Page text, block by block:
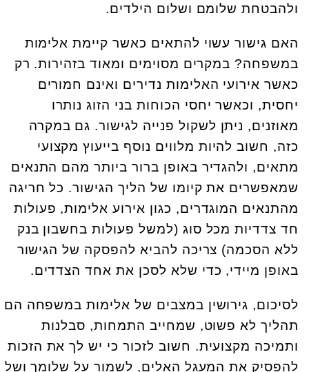
ולהבטחת שלומם ושלום הילדים.
האם גישור עשוי להתאים כאשר קיימת אלימות
במשפחה? במקרים מסוימים ומאוד בזהירות. רק
כאשר אירועי האלימות נדירים ואינם חמורים
יחסית, וכאשר יחסי הכוחות בני הזוג נותרו
מאוזנים, ניתן לשקול פנייה לגישור. גם במקרה
כזה, חשוב להיות מלווים נוסף בייעוץ מקצועי
מתאים, ולהגדיר באופן ברור ביותר מהם התנאים
שמאפשרים את קיומו של הליך הגישור. כל חריגה
מהתנאים המוגדרים, כגון אירוע אלימות, פעולות
חד צדדיות מכל סוג (למשל פעולות בחשבון בנק
ללא הסכמה) צריכה להביא להפסקה של הגישור
באופן מיידי, כדי שלא לסכן את אחד הצדדים.
לסיכום, גירושין במצבים של אלימות במשפחה הם
תהליך לא פשוט, שמחייב התמחות, סבלנות
ותמיכה מקצועית. חשוב לזכור כי יש לך את הזכות
להפסיק את המעגל האלים, לשמור על שלומך ושל